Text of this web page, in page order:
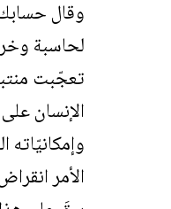
لحاسبة
تعجّبت
الإنسان
الأمر